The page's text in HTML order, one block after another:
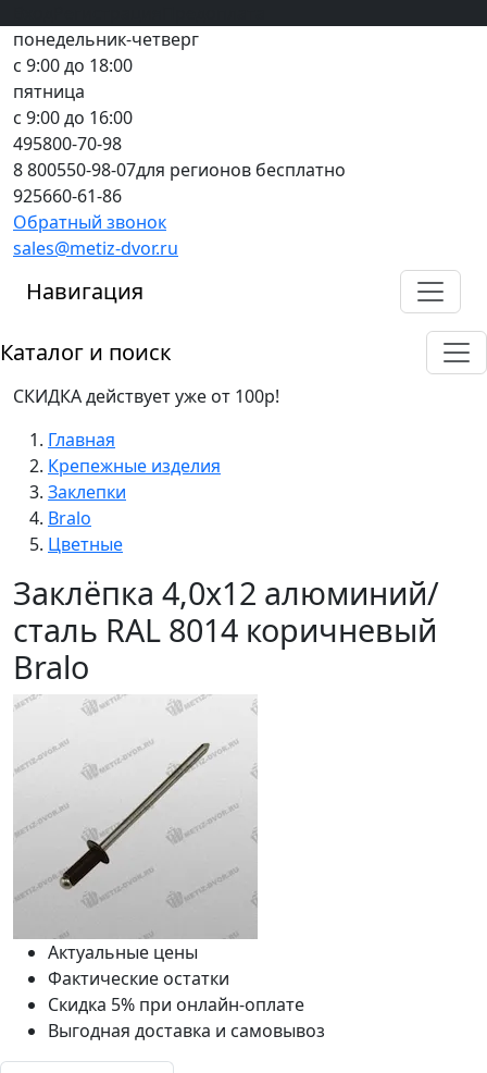
понедельник-четверг
с 9:00 до 18:00
пятница
с 9:00 до 16:00
495800-70-98
8 800550-98-07для регионов бесплатно
925660-61-86
Обратный звонок
sales@metiz-dvor.ru
Навигация
Каталог и поиск
СКИДКА действует уже от 100р!
Главная
Крепежные изделия
Заклепки
Bralo
Цветные
Заклёпка 4,0х12 алюминий/
сталь RAL 8014 коричневый
Bralo
Актуальные цены
Фактические остатки
Скидка 5% при онлайн-оплате
Выгодная доставка и самовывоз